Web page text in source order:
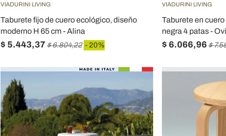
VIADURINI LIVING
Taburete fijo de cuero ecológico, diseño
moderno H 65 cm - Alina
$ 5.443,37 $ 6.804,22 - 20%
VIADURINI LIVING
Taburete en
negra 4 patas -
$ 6.066,96 $